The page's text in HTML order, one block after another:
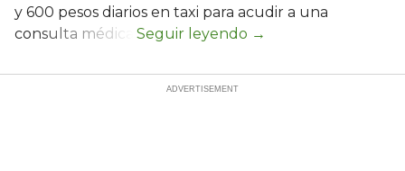
y 600 pesos diarios en taxi para acudir a una
consulta médica.